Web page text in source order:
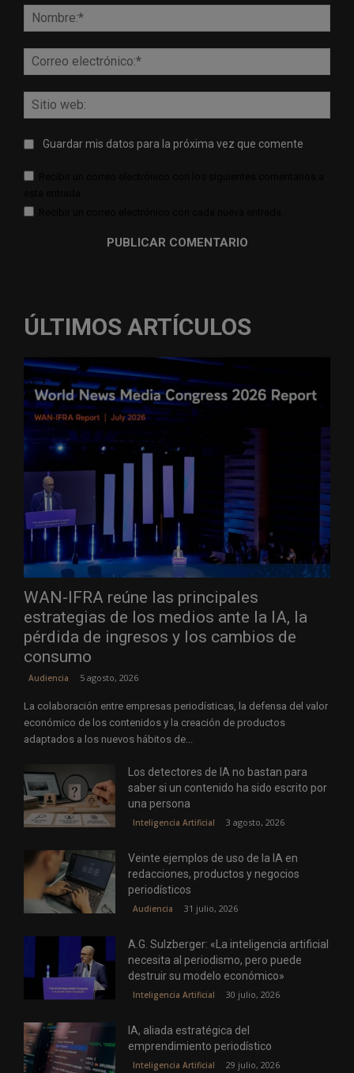
Guardar mis datos para la próxima vez que comente
ÚLTIMOS ARTÍCULOS
WAN-IFRA reúne las principales
estrategias de los medios ante la IA, la
pérdida de ingresos y los cambios de
consumo
Audiencia 5 agosto, 2026
La colaboración entre empresas periodísticas, la defensa del valor
económico de los contenidos y la creación de productos
adaptados a los nuevos hábitos de...
Los detectores de IA no bastan para
saber si un contenido ha sido escrito por
una persona
Inteligencia Artificial 3 agosto, 2026
Veinte ejemplos de uso de la IA en
redacciones, productos y negocios
periodísticos
Audiencia 31 julio, 2026
A.G. Sulzberger: «La inteligencia artificial
necesita al periodismo, pero puede
destruir su modelo económico»
Inteligencia Artificial 30 julio, 2026
IA, aliada estratégica del
emprendimiento periodístico
Inteligencia Artificial 29 julio, 2026